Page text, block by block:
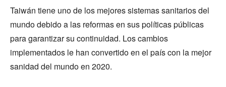
Taiwán tiene uno de los mejores sistemas sanitarios del
mundo debido a las reformas en sus políticas públicas
para garantizar su continuidad. Los cambios
implementados le han convertido en el país con la mejor
sanidad del mundo en 2020.